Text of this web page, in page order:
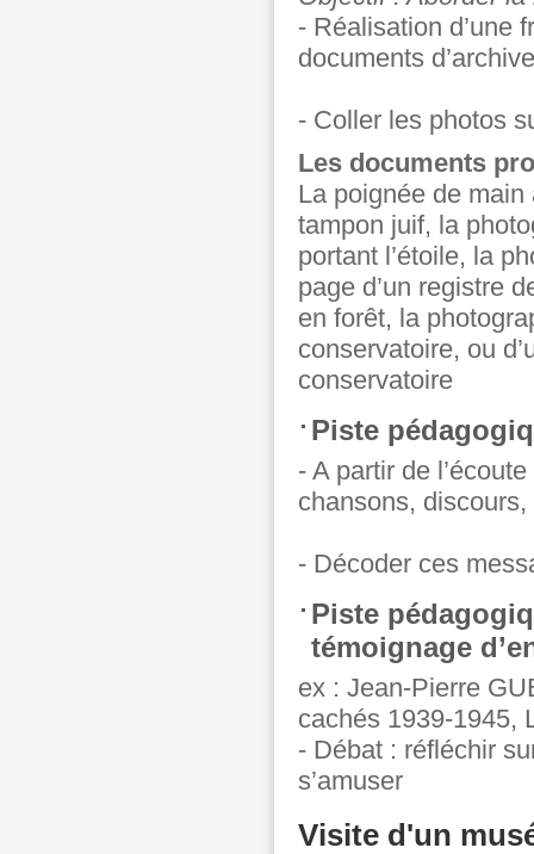
- Réalisation d’une
documents
- Coller les photos
Les documents
La poignée de main
tampon juif, la
portant l’étoile, la
page d’un registre
en forêt, la
conservatoire, ou
conservatoire
Piste
- A partir de
chansons,
- Décoder ces
Piste
témoignage
ex : Jean-Pierre
cachés 1939-1945,
- Débat : réfléchir
s’amuser
Visite d'un